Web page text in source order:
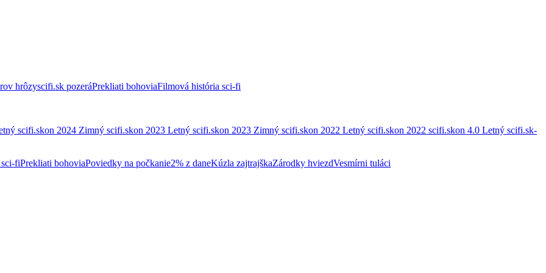
hrôzyscifi.sk pozeráPrekliati bohoviaFilmová história sci-fi
scifi.skon 2024 Zimný scifi.skon 2023 Letný scifi.skon 2023 Zimný scifi.skon 2022 Letný scifi.skon 2022 scifi.skon 4.0 Letný scifi.sk-
fiPrekliati bohoviaPoviedky na počkanie2% z daneKúzla zajtrajškaZárodky hviezdVesmírni tuláci